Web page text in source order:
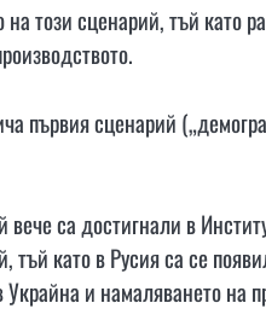
този сценарий, тъй като
първия сценарий
са достигнали в
тъй като в Русия са се
и намаляването на